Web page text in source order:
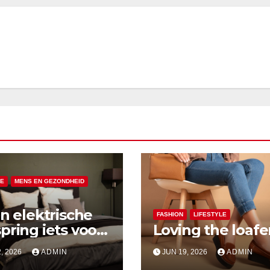
MENS EN GEZONDHEID
elektrische
iets voor
2026 ADMIN
FASHION LIFESTYLE
Loving the
JUN 19, 2026 ADMIN